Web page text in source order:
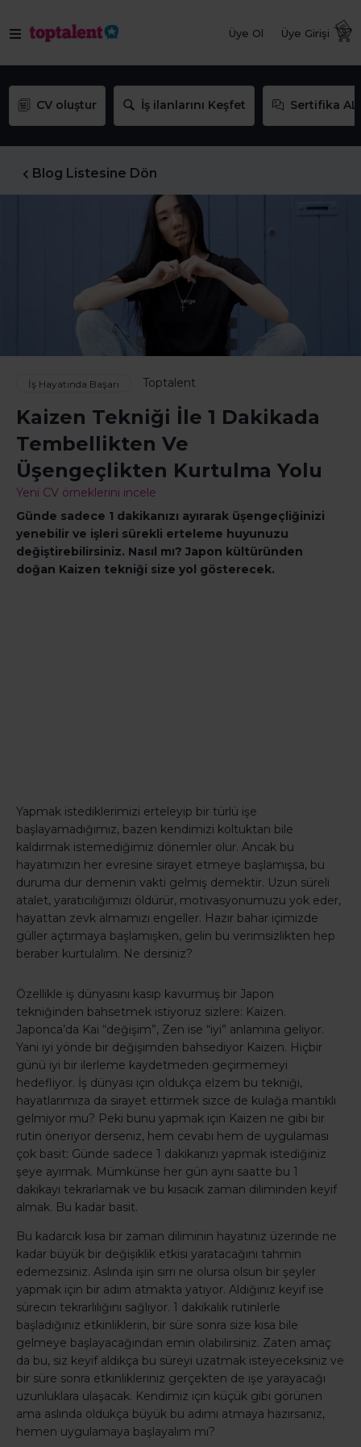
Üye Ol Üye Girişi
CV oluştur İş ilanlarını Keşfet Sertifika AL
Blog Listesine Dön
İş Hayatında Başarı Toptalent
Kaizen Tekniği İle 1 Dakikada
Tembellikten Ve
Üşengeçlikten Kurtulma Yolu
Yeni CV örneklerini incele
Günde sadece 1 dakikanızı ayırarak üşengeçliğinizi
yenebilir ve işleri sürekli erteleme huyunuzu
değiştirebilirsiniz. Nasıl mı? Japon kültüründen
doğan Kaizen tekniği size yol gösterecek.
Yapmak istediklerimizi erteleyip bir türlü işe
başlayamadığımız, bazen kendimizi koltuktan bile
kaldırmak istemediğimiz dönemler olur. Ancak bu
hayatımızın her evresine sirayet etmeye başlamışsa, bu
duruma dur demenin vakti gelmiş demektir. Uzun süreli
atalet, yaratıcılığımızı öldürür, motivasyonumuzu yok eder,
hayattan zevk almamızı engeller. Hazır bahar içimizde
güller açtırmaya başlamışken, gelin bu verimsizlikten hep
beraber kurtulalım. Ne dersiniz?
Özellikle iş dünyasını kasıp kavurmuş bir Japon
tekniğinden bahsetmek istiyoruz sizlere: Kaizen.
Japonca’da Kai “değişim”, Zen ise “iyi” anlamına geliyor.
Yani iyi yönde bir değişimden bahsediyor Kaizen. Hiçbir
günü iyi bir ilerleme kaydetmeden geçirmemeyi
hedefliyor. İş dünyası için oldukça elzem bu tekniği,
hayatlarımıza da sirayet ettirmek sizce de kulağa mantıklı
gelmiyor mu? Peki bunu yapmak için Kaizen ne gibi bir
rutin öneriyor derseniz, hem cevabı hem de uygulaması
çok basit: Günde sadece 1 dakikanızı yapmak istediğiniz
şeye ayırmak. Mümkünse her gün aynı saatte bu 1
dakikayı tekrarlamak ve bu kısacık zaman diliminden keyif
almak. Bu kadar basit.
Bu kadarcık kısa bir zaman diliminin hayatınız üzerinde ne
kadar büyük bir değişiklik etkisi yaratacağını tahmin
edemezsiniz. Aslında işin sırrı ne olursa olsun bir şeyler
yapmak için bir adım atmakta yatıyor. Aldığınız keyif ise
sürecin tekrarlılığını sağlıyor. 1 dakikalık rutinlerle
başladığınız etkinliklerin, bir süre sonra size kısa bile
gelmeye başlayacağından emin olabilirsiniz. Zaten amaç
da bu, siz keyif aldıkça bu süreyi uzatmak isteyeceksiniz ve
bir süre sonra etkinlikleriniz gerçekten de işe yarayacağı
uzunluklara ulaşacak. Kendimiz için küçük gibi görünen
ama aslında oldukça büyük bu adımı atmaya hazırsanız,
hemen uygulamaya başlayalım mı?